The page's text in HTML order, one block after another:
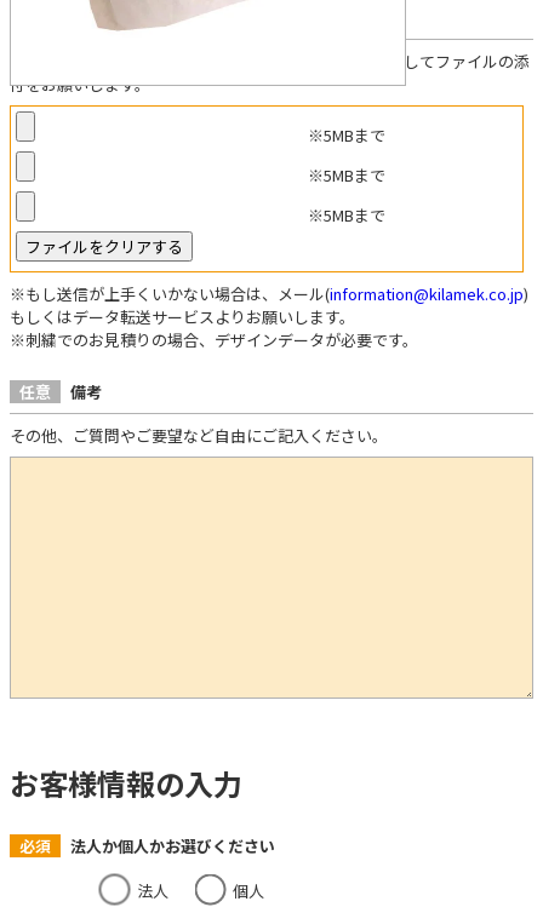
デザインデータについて
お見積り参考データがある方は「ファイルを選択」を押してファイルの添
付をお願いします。
※5MBまで
※5MBまで
※5MBまで
※もし送信が上手くいかない場合は、メール(information@kilamek.co.jp)
もしくはデータ転送サービスよりお願いします。
※刺繍でのお見積りの場合、デザインデータが必要です。
任意
備考
その他、ご質問やご要望など自由にご記入ください。
お客様情報の入力
必須
法人か個人かお選びください
法人
個人